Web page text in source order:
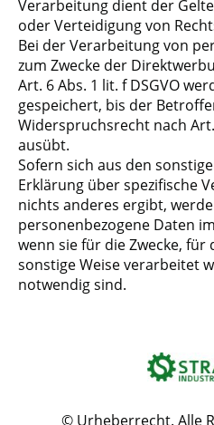
Verarbeitung dient der
oder Verteidigung von
Bei der Verarbeitung von
zum Zwecke der
Art. 6 Abs. 1 lit. f DSGVO
gespeichert, bis der
Widerspruchsrecht nach Art.
ausübt.
Sofern sich aus den
Erklärung über spezifische
nichts anderes ergibt,
personenbezogene Daten
wenn sie für die Zwecke,
sonstige Weise verarbeitet
notwendig sind.
© Urheberrecht. Alle